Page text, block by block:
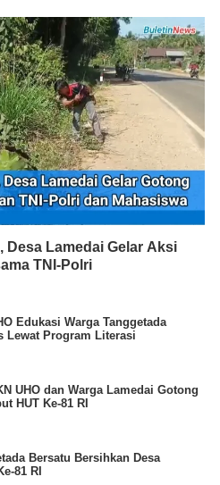
Desa Lamedai Gelar Aksi
TNI-Polri
Edukasi Warga Tanggetada
Lewat Program Literasi
UHO dan Warga Lamedai Gotong
HUT Ke-81 RI
Bersatu Bersihkan Desa
81 RI